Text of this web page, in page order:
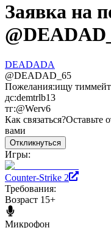
Заявка на
@
DEADADA
@DEADAD_65
Пожелания:ищу
дс:demtrlb13
тг:@Werv6
Как связаться?Оставьте
вами
Откликнуться
Игры:
Counter-Strike 2
Требования:
Возраст 15+
Микрофон